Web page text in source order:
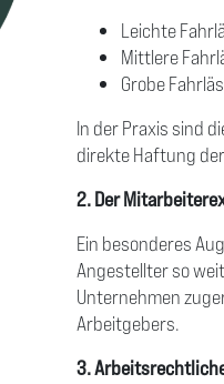
Leichte
Mittlere
Grobe
In der Praxis sind
direkte Haftung
2. Der
Ein besonderes
Angestellter so
Unternehmen
Arbeitgebers.
3.